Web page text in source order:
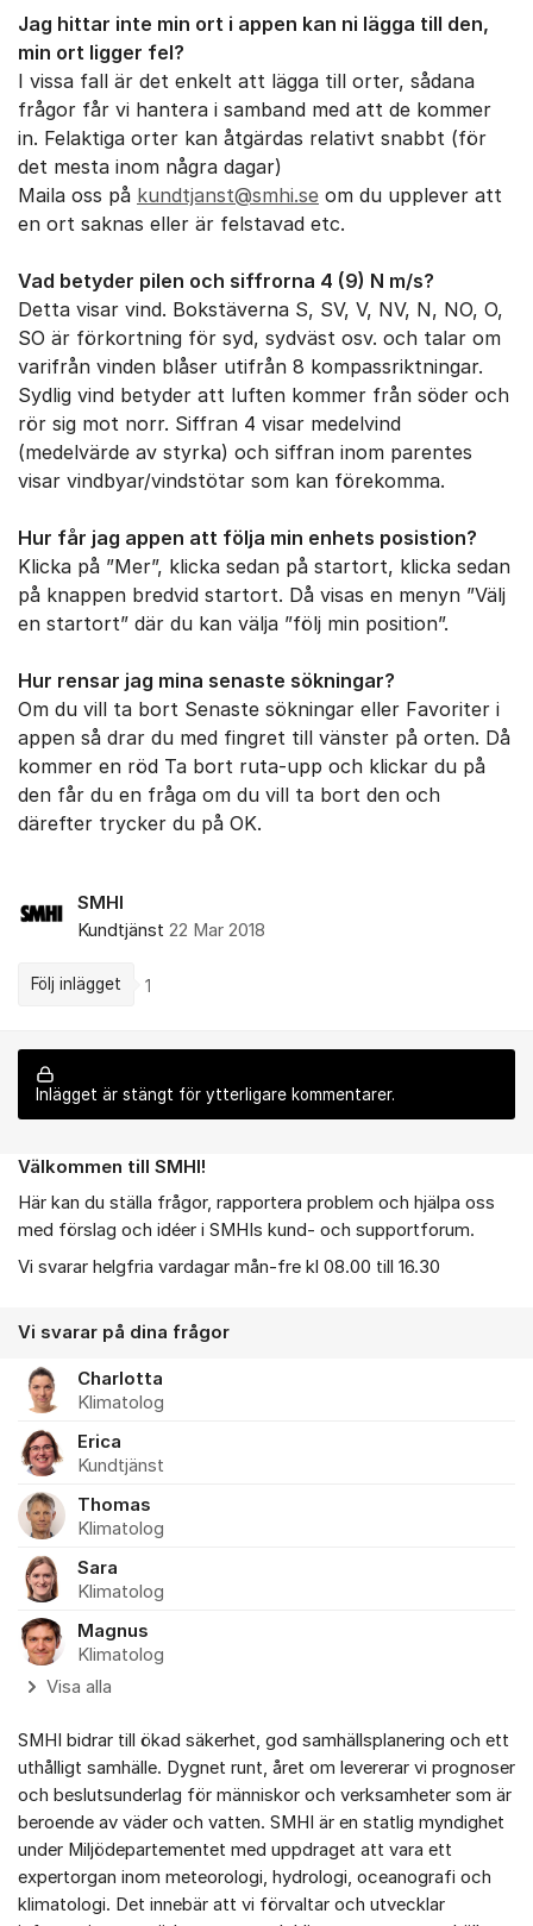
Jag hittar inte min ort i appen kan ni lägga till den,
min ort ligger fel?
I vissa fall är det enkelt att lägga till orter, sådana
frågor får vi hantera i samband med att de kommer
in. Felaktiga orter kan åtgärdas relativt snabbt (för
det mesta inom några dagar)
Maila oss på kundtjanst@smhi.se om du upplever att
en ort saknas eller är felstavad etc.
Vad betyder pilen och siffrorna 4 (9) N m/s?
Detta visar vind. Bokstäverna S, SV, V, NV, N, NO, O,
SO är förkortning för syd, sydväst osv. och talar om
varifrån vinden blåser utifrån 8 kompassriktningar.
Sydlig vind betyder att luften kommer från söder och
rör sig mot norr. Siffran 4 visar medelvind
(medelvärde av styrka) och siffran inom parentes
visar vindbyar/vindstötar som kan förekomma.
Hur får jag appen att följa min enhets posistion?
Klicka på ”Mer”, klicka sedan på startort, klicka sedan
på knappen bredvid startort. Då visas en menyn ”Välj
en startort” där du kan välja ”följ min position”.
Hur rensar jag mina senaste sökningar?
Om du vill ta bort Senaste sökningar eller Favoriter i
appen så drar du med fingret till vänster på orten. Då
kommer en röd Ta bort ruta-upp och klickar du på
den får du en fråga om du vill ta bort den och
därefter trycker du på OK.
SMHI
Kundtjänst 22 Mar 2018
Följ inlägget 1
Inlägget är stängt för ytterligare kommentarer.
Om forumet
Välkommen till SMHI!
Här kan du ställa frågor, rapportera problem och hjälpa oss
med förslag och idéer i SMHIs kund- och supportforum.
Vi svarar helgfria vardagar mån-fre kl 08.00 till 16.30
Vi svarar på dina frågor
Charlotta
Klimatolog
Erica
Kundtjänst
Thomas
Klimatolog
Sara
Klimatolog
Magnus
Klimatolog
Visa alla
SMHI bidrar till ökad säkerhet, god samhällsplanering och ett
uthålligt samhälle. Dygnet runt, året om levererar vi prognoser
och beslutsunderlag för människor och verksamheter som är
beroende av väder och vatten. SMHI är en statlig myndighet
under Miljödepartementet med uppdraget att vara ett
expertorgan inom meteorologi, hydrologi, oceanografi och
klimatologi. Det innebär att vi förvaltar och utvecklar